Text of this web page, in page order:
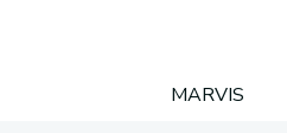
MARVIS